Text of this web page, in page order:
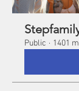
Public · 1401